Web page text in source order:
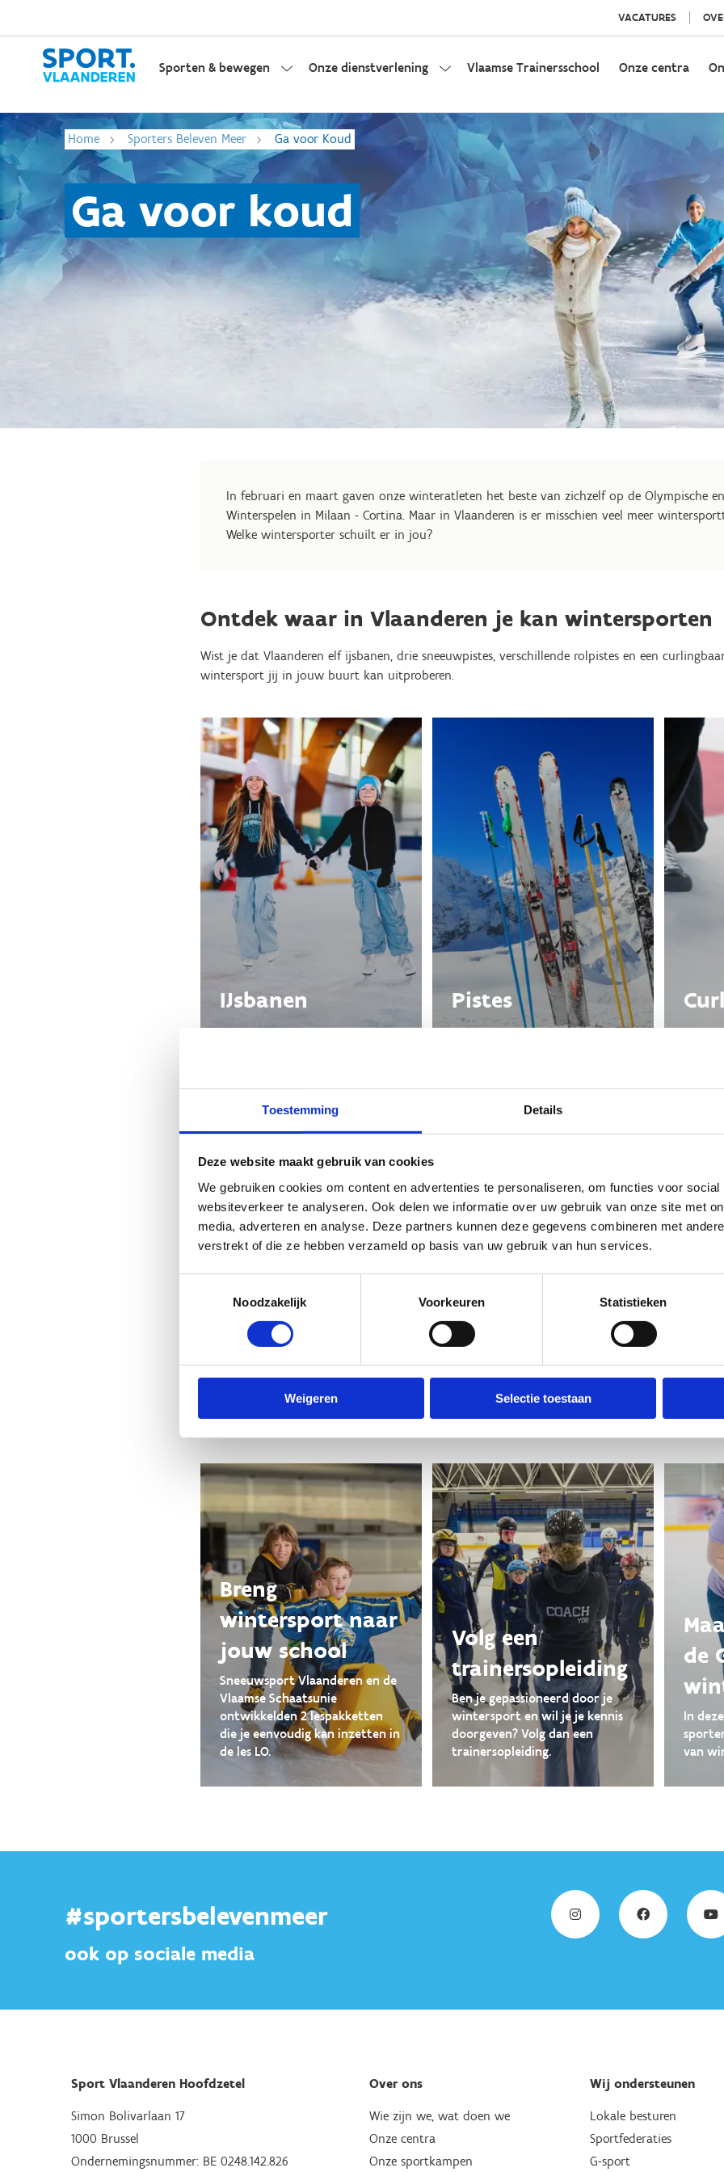
Toestemming Details
Deze website maakt gebruik van cookies
We gebruiken cookies om content en advertenties te personaliseren, om functies voor
websiteverkeer te analyseren. Ook delen we informatie over uw gebruik van onze site met
media, adverteren en analyse. Deze partners kunnen deze gegevens combineren met
verstrekt of die ze hebben verzameld op basis van uw gebruik van hun services.
Noodzakelijk
Voorkeuren Statistieken
Weigeren Selectie toestaan
VACATURES
Sporten & bewegen Onze dienstverlening Vlaamse Trainersschool Onze centra
Home Sporters Beleven Meer Ga voor Koud
Ga voor koud
In februari en maart gaven onze winteratleten het beste van zichzelf op de Olympische
Winterspelen in Milaan - Cortina. Maar in Vlaanderen is er misschien veel meer
Welke wintersporter schuilt er in jou?
Ontdek waar in Vlaanderen je kan wintersporten
Wist je dat Vlaanderen elf ijsbanen, drie sneeuwpistes, verschillende rolpistes en een
wintersport jij in jouw buurt kan uitproberen.
IJsbanen Pistes
In samenwerking met onze
Ook interessant
Breng
wintersport naar
jouw school
Sneeuwsport Vlaanderen en de
Vlaamse Schaatsunie
ontwikkelden 2 lespakketten
die je eenvoudig kan inzetten in
de les LO.
Volg een
trainersopleiding
Ben je gepassioneerd door je
wintersport en wil je je kennis
doorgeven? Volg dan een
trainersopleiding.
de
In
van
#sportersbelevenmeer
ook op sociale media
Sport Vlaanderen Hoofdzetel
Simon Bolivarlaan 17
1000 Brussel
Ondernemingsnummer: BE 0248.142.826
Over ons
Wie zijn we, wat doen we
Onze centra
Onze sportkampen
Wij ondersteunen
Lokale besturen
Sportfederaties
G-sport